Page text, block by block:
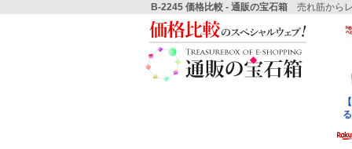
B-2245 価格比較 - 通販の宝石箱 売れ筋から